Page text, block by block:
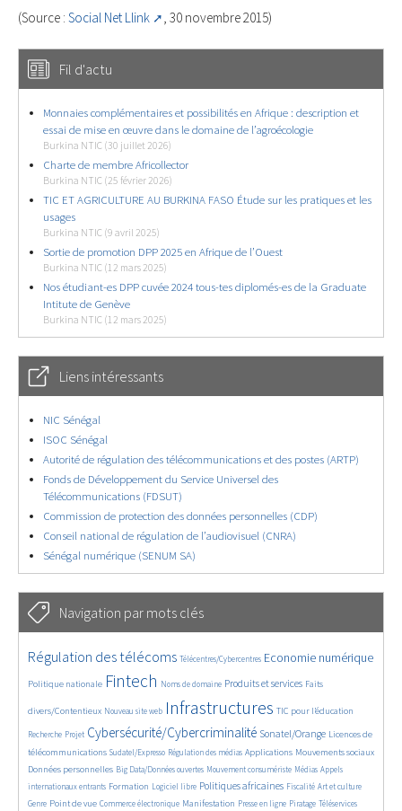
(Source : Social Net Llink , 30 novembre 2015)
Fil d'actu
Monnaies complémentaires et possibilités en Afrique : description et
essai de mise en œuvre dans le domaine de l’agroécologie
Burkina NTIC (30 juillet 2026)
Charte de membre Africollector
Burkina NTIC (25 février 2026)
TIC ET AGRICULTURE AU BURKINA FASO Étude sur les pratiques et les
usages
Burkina NTIC (9 avril 2025)
Sortie de promotion DPP 2025 en Afrique de l’Ouest
Burkina NTIC (12 mars 2025)
Nos étudiant-es DPP cuvée 2024 tous-tes diplomés-es de la Graduate
Intitute de Genève
Burkina NTIC (12 mars 2025)
Liens intéressants
NIC Sénégal
ISOC Sénégal
Autorité de régulation des télécommunications et des postes (ARTP)
Fonds de Développement du Service Universel des
Télécommunications (FDSUT)
Commission de protection des données personnelles (CDP)
Conseil national de régulation de l’audiovisuel (CNRA)
Sénégal numérique (SENUM SA)
Navigation par mots clés
4570/5855
Régulation des télécoms
353/5855 Télécentres/Cybercentres
3671/5855 Economie numérique
1851/5855
Politique nationale Fintech Noms de domaine Produits et services Faits
divers/Contentieux Nouveau site web Infrastructures TIC pour l’éducation
Recherche
242/5855Projet
3864/5855 Cybersécurité/Cybercriminalité
2259/5855 Sonatel/Orange
1625/5855
Licences de
télécommunications
285/5855 Sudatel/Expresso
1058/5855 Régulation des médias
1560/5855 Applications
1284/5855 Mouvements sociaux
1693/5855
Données personnelles
162/5855 Big Data/Données ouvertes
691/5855 Mouvement consumériste
367/5855 Médias
648/5855
Appels
internationaux entrants
1733/5855 Formation
106/5855 Logiciel libre
2599/5855 Politiques africaines
1083/5855 Fiscalité
181/5855 Art et culture
601/5855
Genre
1990/5855Point de vue
1043/5855 Commerce électronique
1494/5855 Manifestation
320/5855 Presse en ligne
124/5855 Piratage
209/5855 Téléservices
1242/5855